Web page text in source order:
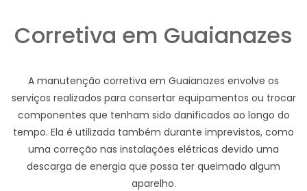
Corretiva em Guaianazes
A manutenção corretiva em Guaianazes envolve os
serviços realizados para consertar equipamentos ou trocar
componentes que tenham sido danificados ao longo do
tempo. Ela é utilizada também durante imprevistos, como
uma correção nas instalações elétricas devido uma
descarga de energia que possa ter queimado algum
aparelho.